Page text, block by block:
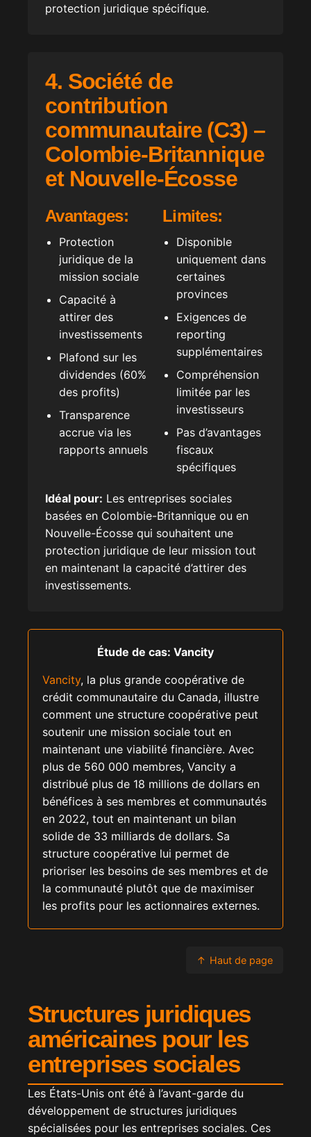
protection juridique spécifique.
4. Société de
contribution
communautaire (C3) –
Colombie-Britannique
et Nouvelle-Écosse
Avantages:
Protection
juridique de la
mission sociale
Capacité à
attirer des
investissements
Plafond sur les
dividendes (60%
des profits)
Transparence
accrue via les
rapports annuels
Limites:
Disponible
uniquement dans
certaines
provinces
Exigences de
reporting
supplémentaires
Compréhension
limitée par les
investisseurs
Pas d’avantages
fiscaux
spécifiques
Idéal pour: Les entreprises sociales
basées en Colombie-Britannique ou en
Nouvelle-Écosse qui souhaitent une
protection juridique de leur mission tout
en maintenant la capacité d’attirer des
investissements.
Étude de cas: Vancity
Vancity, la plus grande coopérative de
crédit communautaire du Canada, illustre
comment une structure coopérative peut
soutenir une mission sociale tout en
maintenant une viabilité financière. Avec
plus de 560 000 membres, Vancity a
distribué plus de 18 millions de dollars en
bénéfices à ses membres et communautés
en 2022, tout en maintenant un bilan
solide de 33 milliards de dollars. Sa
structure coopérative lui permet de
prioriser les besoins de ses membres et de
la communauté plutôt que de maximiser
les profits pour les actionnaires externes.
↑ Haut de page
Structures juridiques
américaines pour les
entreprises sociales
Les États-Unis ont été à l’avant-garde du
développement de structures juridiques
spécialisées pour les entreprises sociales. Ces